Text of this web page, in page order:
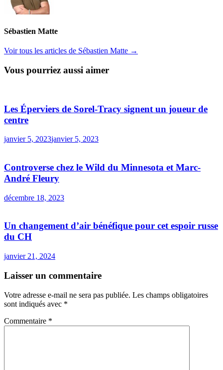
Sébastien Matte
Voir tous les articles de Sébastien Matte →
Vous pourriez aussi aimer
Les Éperviers de Sorel-Tracy signent un joueur de
centre
janvier 5, 2023janvier 5, 2023
Controverse chez le Wild du Minnesota et Marc-
André Fleury
décembre 18, 2023
Un changement d’air bénéfique pour cet espoir russe
du CH
janvier 21, 2024
Laisser un commentaire
Votre adresse e-mail ne sera pas publiée. Les champs obligatoires
sont indiqués avec *
Commentaire *